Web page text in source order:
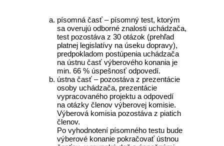
písomná časť – písomný test, ktorým
sa overujú odborné znalosti uchádzača,
test pozostáva z 30 otázok (prehľad
platnej legislatívy na úseku dopravy),
predpokladom postúpenia uchádzača
na ústnu časť výberového konania je
min. 66 % úspešnosť odpovedí.
ústna časť – pozostáva z prezentácie
osoby uchádzača, prezentácie
vypracovaného projektu a odpovedí
na otázky členov výberovej komisie.
Výberová komisia pozostáva z piatich
členov.
Po vyhodnotení písomného testu bude
výberové konanie pokračovať ústnou